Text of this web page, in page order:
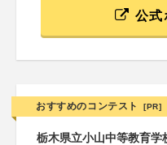
公式
おすすめのコンテスト [PR]
栃木県立小山中等教育学